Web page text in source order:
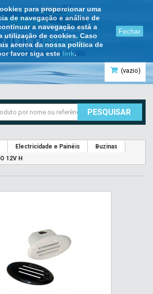
para proporcionar uma
de navegação e análise de
a navegação está a
utilização de cookies. Caso
acerca da nossa política de
favor siga este link.
Fechar
(vazio)
PESQUISAR
Electricidade e Painéis
Buzinas
12V H